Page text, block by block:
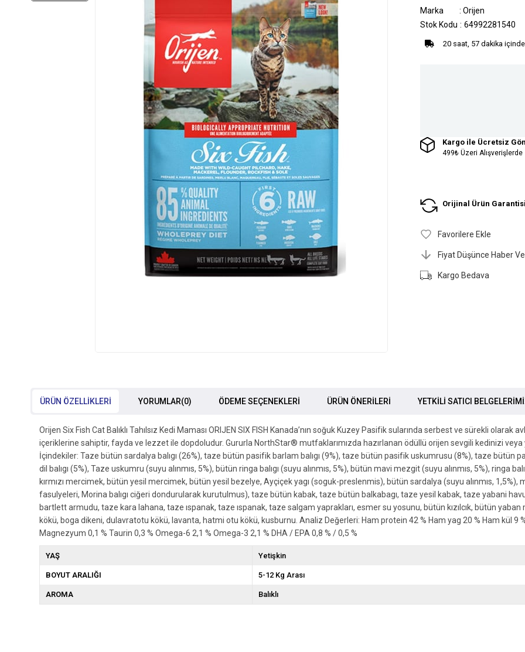
Marka : Orijen
Stok Kodu
64992281540
20 saat, 57 dakika
Kargo ile Ücretsiz
499₺ Üzeri Alışverişlerde
Orijinal Ürün Garantisi
Favorilere Ekle
Fiyat Düşünce Haber
Kargo Bedava
ÜRÜN ÖZELLIKLERI YORUMLAR(0) ÖDEME SEÇENEKLERI ÜRÜN ÖNERILERI YETKİLİ SATICI
Orijen Six Fish Cat Balıklı Tahılsız Kedi Maması ORIJEN SIX FISH Kanada’nın soğuk Kuzey Pasifik sularında serbest ve sürekli
içeriklerine sahiptir, fayda ve lezzet ile dopdoludur. Gururla NorthStar® mutfaklarımızda hazırlanan ödüllü orijen sevgili kedinizi veya
İçindekiler: Taze bütün sardalya balıgı (26%), taze bütün pasifik barlam balıgı (9%), taze bütün pasifik uskumrusu (8%), taze bütün
dil balıgı (5%), Taze uskumru (suyu alınmıs, 5%), bütün ringa balıgı (suyu alınmıs, 5%), bütün mavi mezgit (suyu alınmıs, 5%), ringa
kırmızı mercimek, bütün yesil mercimek, bütün yesil bezelye, Ayçiçek yagı (soguk-preslenmis), bütün sardalya (suyu alınmıs,
fasulyeleri, Morina balıgı ciğeri dondurularak kurutulmus), taze bütün kabak, taze bütün balkabagı, taze yesil kabak, taze yabani
bartlett armudu, taze kara lahana, taze ıspanak, taze ıspanak, taze salgam yaprakları, esmer su yosunu, bütün kızılcık, bütün
kökü, boga dikeni, dulavratotu kökü, lavanta, hatmi otu kökü, kusburnu. Analiz Değerleri: Ham protein 42 % Ham yag 20 % Ham kül 9
Magnezyum 0,1 % Taurin 0,3 % Omega-6 2,1 % Omega-3 2,1 % DHA / EPA 0,8 % / 0,5 %
YAŞ Yetişkin
BOYUT ARALIĞI 5-12 Kg Arası
AROMA Balıklı